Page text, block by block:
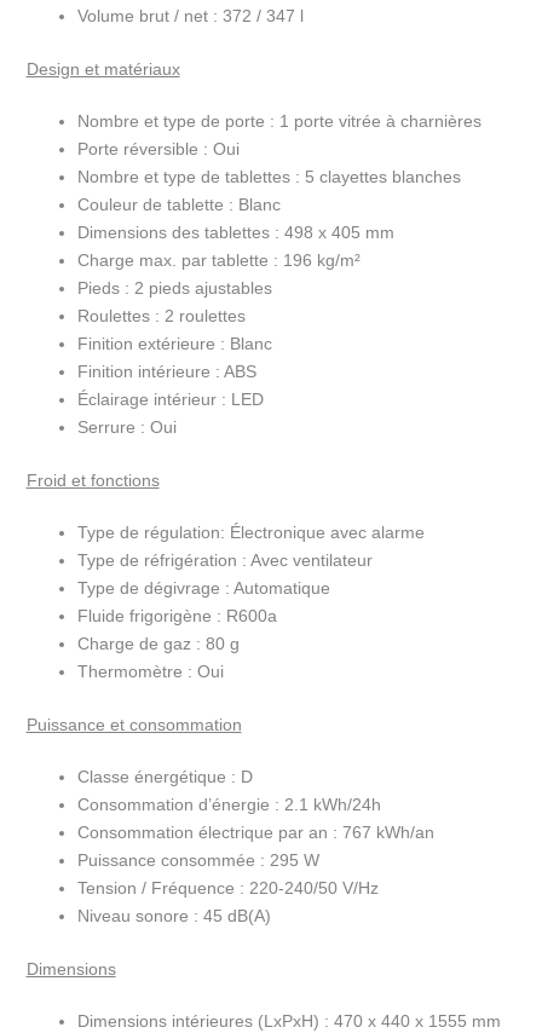
Volume brut / net : 372 / 347 l
Design et matériaux
Nombre et type de porte : 1 porte vitrée à charnières
Porte réversible : Oui
Nombre et type de tablettes : 5 clayettes blanches
Couleur de tablette : Blanc
Dimensions des tablettes : 498 x 405 mm
Charge max. par tablette : 196 kg/m²
Pieds : 2 pieds ajustables
Roulettes : 2 roulettes
Finition extérieure : Blanc
Finition intérieure : ABS
Éclairage intérieur : LED
Serrure : Oui
Froid et fonctions
Type de régulation: Électronique avec alarme
Type de réfrigération : Avec ventilateur
Type de dégivrage : Automatique
Fluide frigorigène : R600a
Charge de gaz : 80 g
Thermomètre : Oui
Puissance et consommation
Classe énergétique : D
Consommation d’énergie : 2.1 kWh/24h
Consommation électrique par an : 767 kWh/an
Puissance consommée : 295 W
Tension / Fréquence : 220-240/50 V/Hz
Niveau sonore : 45 dB(A)
Dimensions
Dimensions intérieures (LxPxH) : 470 x 440 x 1555 mm